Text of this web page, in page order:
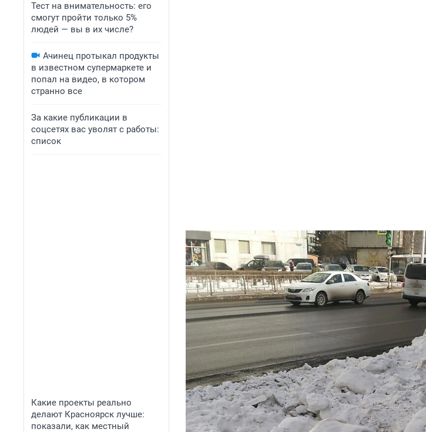
Тест на внимательность: его
смогут пройти только 5%
людей — вы в их числе?
Ачинец протыкал продукты
в известном супермаркете и
попал на видео, в котором
странно все
За какие публикации в
соцсетях вас уволят с работы:
список
Какие проекты реально
делают Красноярск лучше:
показали, как местный